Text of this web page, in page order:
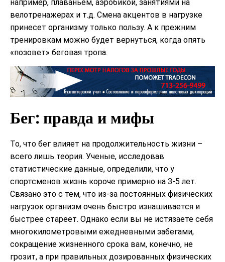
например, плаваньем, аэробикой, занятиями на
велотренажерах и т.д. Смена акцентов в нагрузке
принесет организму только пользу. А к прежним
тренировкам можно будет вернуться, когда опять
«позовет» беговая тропа.
Бег: правда и мифы
То, что бег влияет на продолжительность жизни –
всего лишь теория. Ученые, исследовав
статистические данные, определили, что у
спортсменов жизнь короче примерно на 3-5 лет.
Связано это с тем, что из-за постоянных физических
нагрузок организм очень быстро изнашивается и
быстрее стареет. Однако если вы не истязаете себя
многокилометровыми ежедневными забегами,
сокращение жизненного срока вам, конечно, не
грозит, а при правильных дозированных физических